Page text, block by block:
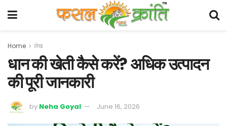
Home लेख
धान की खेती कैसे करें? अधिक उत्पादन
की पूरी जानकारी
by Neha Goyal June 16, 2026